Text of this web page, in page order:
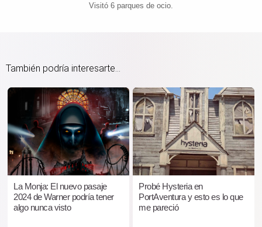
Visitó 6 parques de ocio.
También podría interesarte...
La Monja: El nuevo pasaje
2024 de Warner podría tener
algo nunca visto
Probé Hysteria en
PortAventura y esto es lo que
me pareció